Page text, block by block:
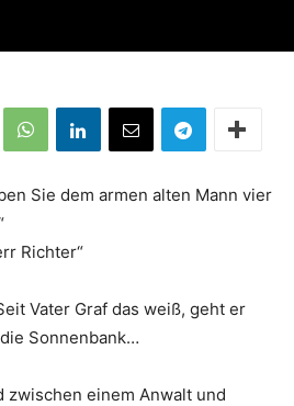
Sie dem armen alten Mann vier
Richter“
Vater Graf das weiß, geht er
Sonnenbank…
zwischen einem Anwalt und